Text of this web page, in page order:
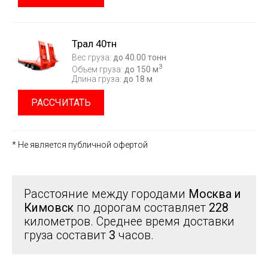
Трал 40тн
Вес груза: до 40.00 тонн
Объем груза: до 150 м3
Длина груза: до 18 м
РАССЧИТАТЬ
* Не является публичной офертой
Расстояние между городами Москва и
Кимовск по дорогам составляет 228
километров. Среднее время доставки
груза составит 3 часов.